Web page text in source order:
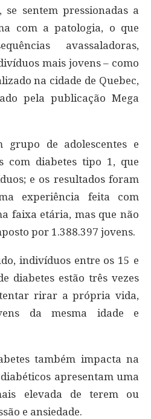
se sentem pressionadas a
com a patologia, o que
avassaladoras,
mais jovens – como
na cidade de Quebec,
pela publicação Mega
grupo de adolescentes e
com diabetes tipo 1, que
e os resultados foram
experiência feita com
faixa etária, mas que não
por 1.388.397 jovens.
indivíduos entre os 15 e
diabetes estão três vezes
rirar a própria vida,
da mesma idade e
também impacta na
apresentam uma
elevada de terem ou
e ansiedade.